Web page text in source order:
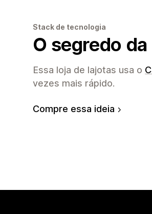
Stack de tecnologia
O segredo
Essa loja de lajotas usa o
vezes mais rápido.
Compre essa ideia